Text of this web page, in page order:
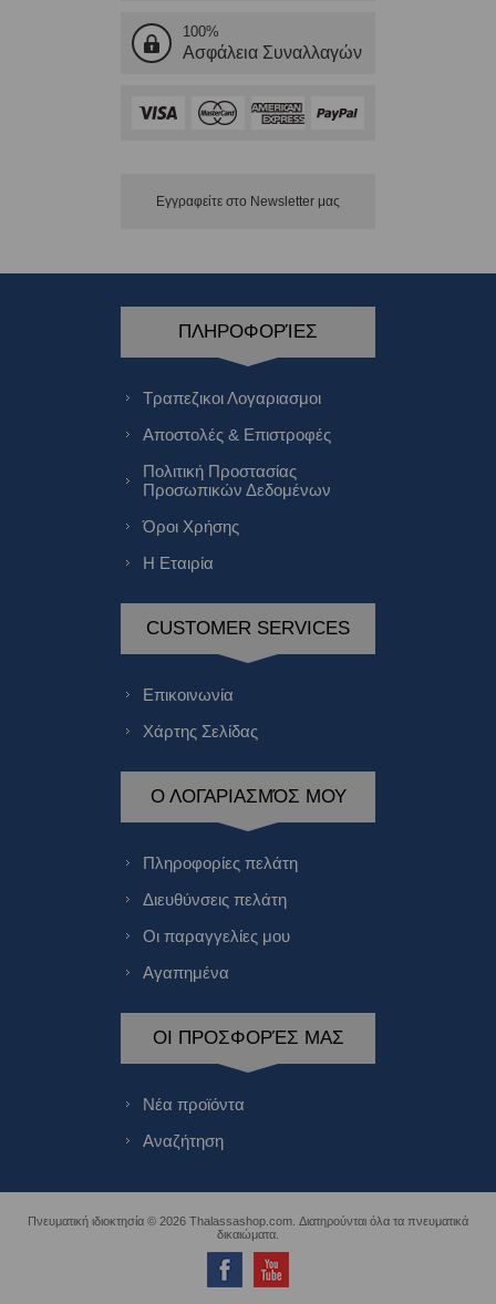
100%
Ασφάλεια Συναλλαγών
Εγγραφείτε στο Νewsletter μας
ΠΛΗΡΟΦΟΡΊΕΣ
Τραπεζικοι Λογαριασμοι
Αποστολές & Επιστροφές
Πολιτική Προστασίας
Προσωπικών Δεδομένων
Όροι Χρήσης
Η Εταιρία
CUSTOMER SERVICES
Επικοινωνία
Χάρτης Σελίδας
Ο ΛΟΓΑΡΙΑΣΜΌΣ ΜΟΥ
Πληροφορίες πελάτη
Διευθύνσεις πελάτη
Οι παραγγελίες μου
Αγαπημένα
ΟΙ ΠΡΟΣΦΟΡΈΣ ΜΑΣ
Νέα προϊόντα
Αναζήτηση
Πνευματική ιδιοκτησία © 2026 Thalassashop.com. Διατηρούνται όλα τα πνευματικά
δικαιώματα.